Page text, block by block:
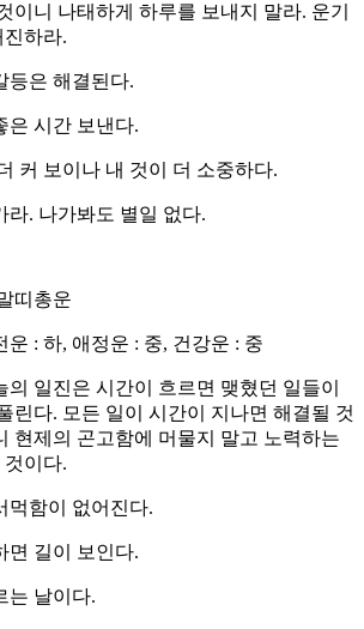
이니 나태하게 하루를 보내지 말라. 운기
하라.
등은 해결된다.
은 시간 보낸다.
커 보이나 내 것이 더 소중하다.
라. 나가봐도 별일 없다.
띠총운
운 : 하, 애정운 : 중, 건강운 : 중
의 일진은 시간이 흐르면 맺혔던 일들이
린다. 모든 일이 시간이 지나면 해결될 것
현제의 곤고함에 머물지 말고 노력하는
이다.
먹함이 없어진다.
면 길이 보인다.
는 날이다.